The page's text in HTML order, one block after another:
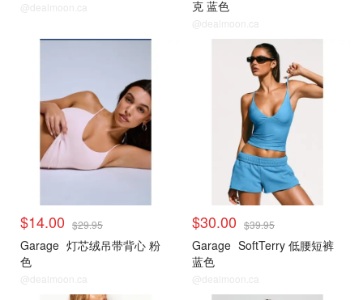
@dealmoon.ca 克 蓝色
@dealmoon.ca
$14.00 $29.95
Garage 灯芯绒吊带背心 粉
色
@dealmoon.ca
$30.00 $39.95
Garage SoftTerry 低腰短裤
蓝色
@dealmoon.ca